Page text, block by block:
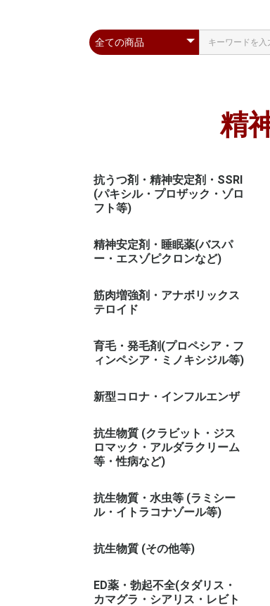
精
抗うつ剤・精神安定剤・SSRI
(パキシル・プロザック・ゾロ
フト等)
精神安定剤・睡眠薬(バスパ
ー・エスゾピクロンなど)
筋肉増強剤・アナボリックス
テロイド
育毛・発毛剤(プロペシア・フ
ィンペシア・ミノキシジル等)
新型コロナ・インフルエンザ
抗生物質 (クラビット・ジス
ロマック・アルダラクリーム
等・性病など)
抗生物質・水虫等 (ラミシー
ル・イトラコナゾール等)
抗生物質 (その他等)
ED薬・勃起不全(タダリス・
カマグラ・シアリス・レビト